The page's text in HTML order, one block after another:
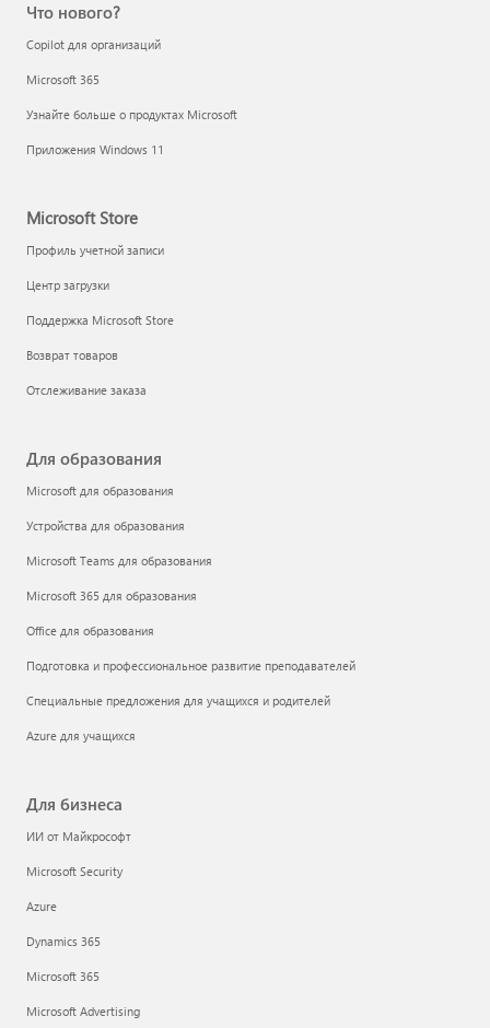
Что нового?
Copilot для организаций
Microsoft 365
Узнайте больше о продуктах Microsoft
Приложения Windows 11
Microsoft Store
Профиль учетной записи
Центр загрузки
Поддержка Microsoft Store
Возврат товаров
Отслеживание заказа
Для образования
Microsoft для образования
Устройства для образования
Microsoft Teams для образования
Microsoft 365 для образования
Office для образования
Подготовка и профессиональное развитие преподавателей
Специальные предложения для учащихся и родителей
Azure для учащихся
Для бизнеса
ИИ от Майкрософт
Microsoft Security
Azure
Dynamics 365
Microsoft 365
Microsoft Advertising